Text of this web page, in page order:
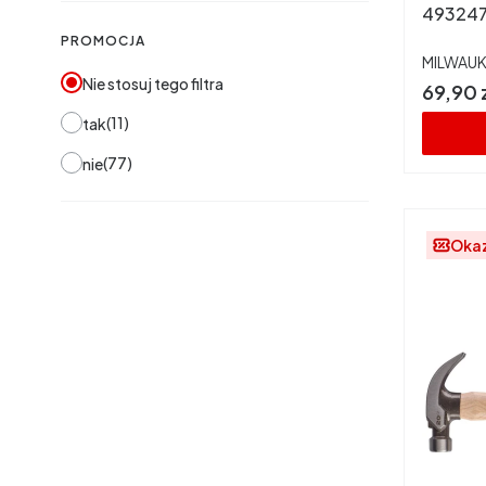
PROMOCJA
Nie stosuj tego filtra
tak 11
nie 77
Cena
69,90